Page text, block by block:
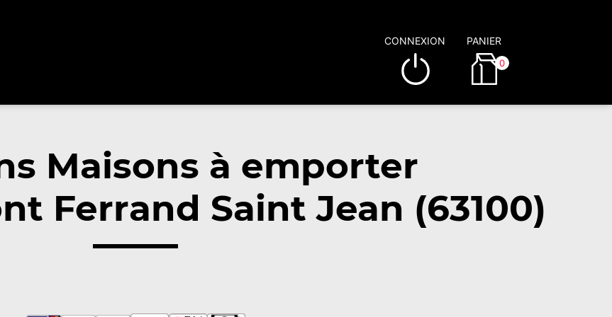
CONNEXION PANIER
0
Maisons à emporter
Ferrand Saint Jean (63100)